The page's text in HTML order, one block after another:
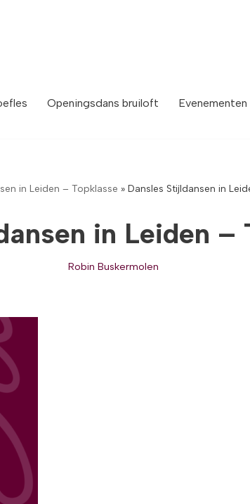
Openingsdans bruiloft Evenementen
in Leiden – Topklasse » Dansles Stijldansen in
in Leiden –
Robin Buskermolen